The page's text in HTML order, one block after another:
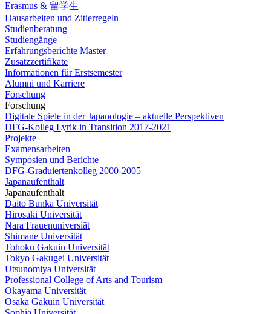
Erasmus & 留学生
Hausarbeiten und Zitierregeln
Studienberatung
Studiengänge
Erfahrungsberichte Master
Zusatzzertifikate
Informationen für Erstsemester
Alumni und Karriere
Forschung
Forschung
Digitale Spiele in der Japanologie – aktuelle Perspektiven
DFG-Kolleg Lyrik in Transition 2017-2021
Projekte
Examensarbeiten
Symposien und Berichte
DFG-Graduiertenkolleg 2000-2005
Japanaufenthalt
Japanaufenthalt
Daito Bunka Universität
Hirosaki Universität
Nara Frauenuniversiät
Shimane Universität
Tohoku Gakuin Universität
Tokyo Gakugei Universität
Utsunomiya Universität
Professional College of Arts and Tourism
Okayama Universität
Osaka Gakuin Universität